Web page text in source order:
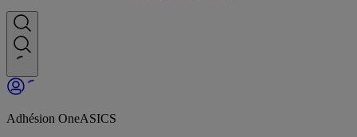
Adhésion OneASICS